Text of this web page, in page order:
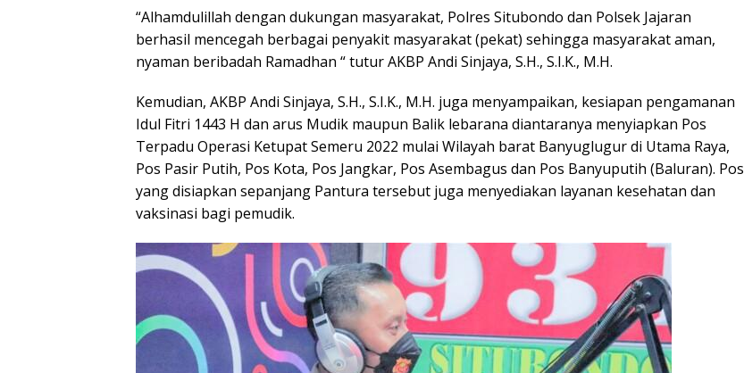
“Alhamdulillah dengan dukungan masyarakat, Polres Situbondo dan Polsek Jajaran
berhasil mencegah berbagai penyakit masyarakat (pekat) sehingga masyarakat aman,
nyaman beribadah Ramadhan “ tutur AKBP Andi Sinjaya, S.H., S.I.K., M.H.
Kemudian, AKBP Andi Sinjaya, S.H., S.I.K., M.H. juga menyampaikan, kesiapan pengamanan
Idul Fitri 1443 H dan arus Mudik maupun Balik lebarana diantaranya menyiapkan Pos
Terpadu Operasi Ketupat Semeru 2022 mulai Wilayah barat Banyuglugur di Utama Raya,
Pos Pasir Putih, Pos Kota, Pos Jangkar, Pos Asembagus dan Pos Banyuputih (Baluran). Pos
yang disiapkan sepanjang Pantura tersebut juga menyediakan layanan kesehatan dan
vaksinasi bagi pemudik.